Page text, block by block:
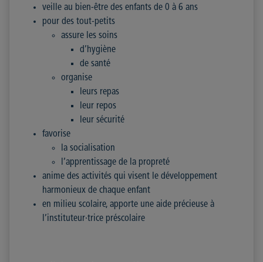
veille au bien-être des enfants de 0 à 6 ans
pour des tout-petits
assure les soins
d’hygiène
de santé
organise
leurs repas
leur repos
leur sécurité
favorise
la socialisation
l’apprentissage de la propreté
anime des activités qui visent le développement
harmonieux de chaque enfant
en milieu scolaire, apporte une aide précieuse à
l’instituteur·trice préscolaire